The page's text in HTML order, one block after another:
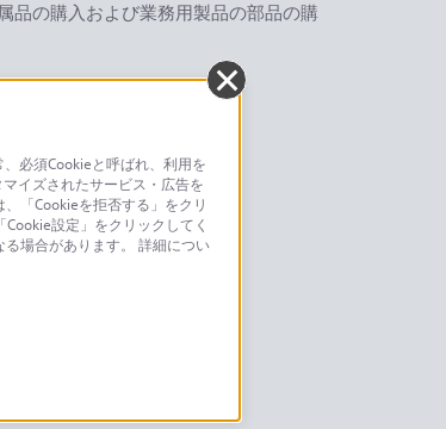
品の購入および業務用製品の部品の購
せ
必須Cookieと呼ばれ、利用を
イズされたサービス・広告を
「Cookieを拒否する」をクリ
設定」をクリックしてく
場合があります。 詳細につい